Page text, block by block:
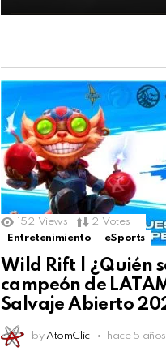
152 Views 2 Votes
Entretenimiento
eSports
Wild Rift | ¿Quién
campeón de
Salvaje Abierto
by AtomClic hace 5 años